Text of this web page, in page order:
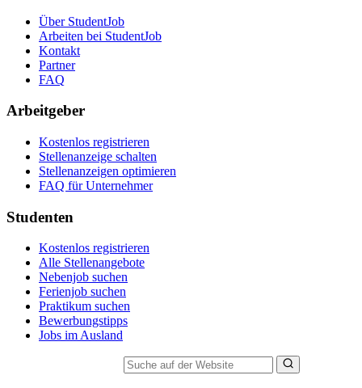
Über StudentJob
Arbeiten bei StudentJob
Kontakt
Partner
FAQ
Arbeitgeber
Kostenlos registrieren
Stellenanzeige schalten
Stellenanzeigen optimieren
FAQ für Unternehmer
Studenten
Kostenlos registrieren
Alle Stellenangebote
Nebenjob suchen
Ferienjob suchen
Praktikum suchen
Bewerbungstipps
Jobs im Ausland